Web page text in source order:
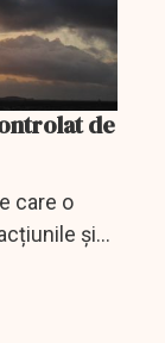
de
care o
și